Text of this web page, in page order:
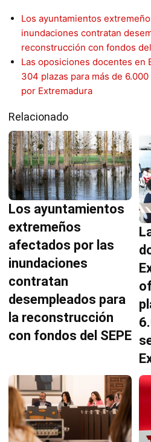
Los ayuntamientos
inundaciones contratan
reconstrucción con fondos del
Las oposiciones docentes en
304 plazas para más de
por Extremadura
Relacionado
Los ayuntamientos
extremeños
afectados por las
inundaciones
contratan
desempleados para
la reconstrucción
con fondos del SEPE